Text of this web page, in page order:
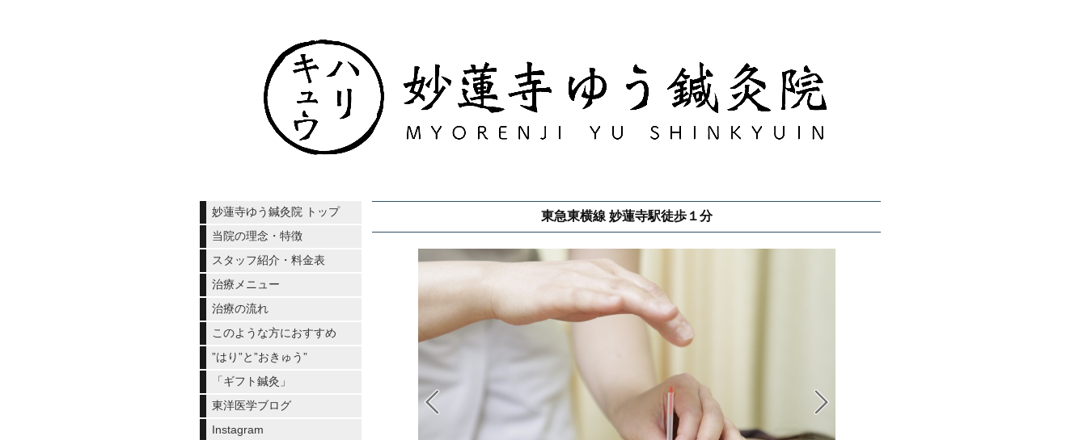
東急東横線 妙蓮寺駅徒歩１分
妙蓮寺ゆう鍼灸院 トップ
当院の理念・特徴
スタッフ紹介・料金表
治療メニュー
治療の流れ
このような方におすすめ
”はり”と”おきゅう”
「ギフト鍼灸」
東洋医学ブログ
Instagram